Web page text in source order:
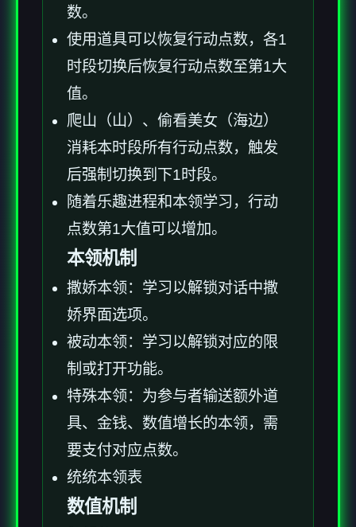
数。
使用道具可以恢复行动点数，各1
时段切换后恢复行动点数至第1大
值。
爬山（山）、偷看美女（海边）
消耗本时段所有行动点数，触发
后强制切换到下1时段。
随着乐趣进程和本领学习，行动
点数第1大值可以增加。
本领机制
撒娇本领：学习以解锁对话中撒
娇界面选项。
被动本领：学习以解锁对应的限
制或打开功能。
特殊本领：为参与者输送额外道
具、金钱、数值增长的本领，需
要支付对应点数。
统统本领表
数值机制